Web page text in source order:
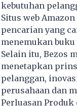
kebutuhan
Situs web
pencarian yang
menemukan
Selain itu, Bezos
menetapkan
pelanggan,
perusahaan dan
Perluasan Produk